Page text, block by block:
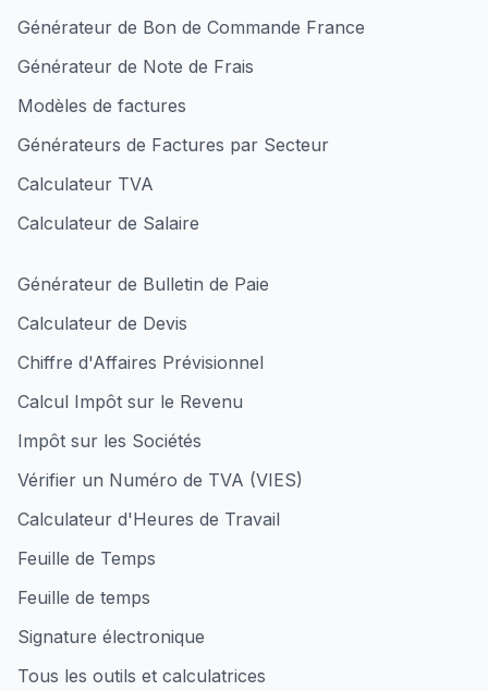
Générateur de Bon de Commande France
Générateur de Note de Frais
Modèles de factures
Générateurs de Factures par Secteur
Calculateur TVA
Calculateur de Salaire
Générateur de Bulletin de Paie
Calculateur de Devis
Chiffre d'Affaires Prévisionnel
Calcul Impôt sur le Revenu
Impôt sur les Sociétés
Vérifier un Numéro de TVA (VIES)
Calculateur d'Heures de Travail
Feuille de Temps
Feuille de temps
Signature électronique
Tous les outils et calculatrices